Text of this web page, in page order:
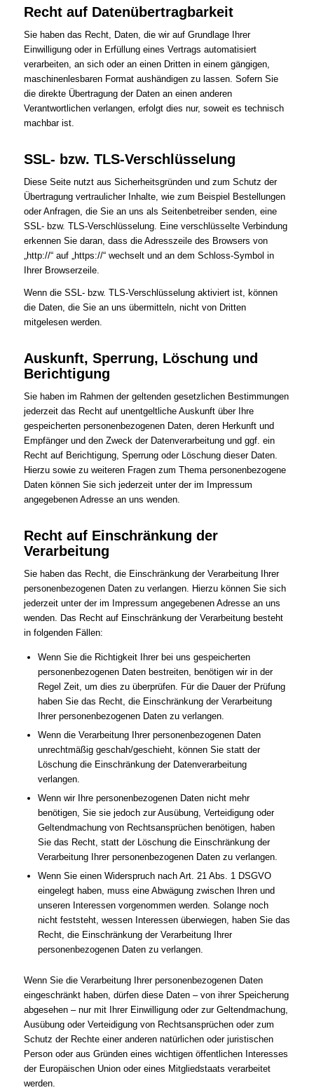
Recht auf Datenübertragbarkeit
Sie haben das Recht, Daten, die wir auf Grundlage Ihrer
Einwilligung oder in Erfüllung eines Vertrags automatisiert
verarbeiten, an sich oder an einen Dritten in einem gängigen,
maschinenlesbaren Format aushändigen zu lassen. Sofern Sie
die direkte Übertragung der Daten an einen anderen
Verantwortlichen verlangen, erfolgt dies nur, soweit es technisch
machbar ist.
SSL- bzw. TLS-Verschlüsselung
Diese Seite nutzt aus Sicherheitsgründen und zum Schutz der
Übertragung vertraulicher Inhalte, wie zum Beispiel Bestellungen
oder Anfragen, die Sie an uns als Seitenbetreiber senden, eine
SSL- bzw. TLS-Verschlüsselung. Eine verschlüsselte Verbindung
erkennen Sie daran, dass die Adresszeile des Browsers von
„http://“ auf „https://“ wechselt und an dem Schloss-Symbol in
Ihrer Browserzeile.
Wenn die SSL- bzw. TLS-Verschlüsselung aktiviert ist, können
die Daten, die Sie an uns übermitteln, nicht von Dritten
mitgelesen werden.
Auskunft, Sperrung, Löschung und
Berichtigung
Sie haben im Rahmen der geltenden gesetzlichen Bestimmungen
jederzeit das Recht auf unentgeltliche Auskunft über Ihre
gespeicherten personenbezogenen Daten, deren Herkunft und
Empfänger und den Zweck der Datenverarbeitung und ggf. ein
Recht auf Berichtigung, Sperrung oder Löschung dieser Daten.
Hierzu sowie zu weiteren Fragen zum Thema personenbezogene
Daten können Sie sich jederzeit unter der im Impressum
angegebenen Adresse an uns wenden.
Recht auf Einschränkung der
Verarbeitung
Sie haben das Recht, die Einschränkung der Verarbeitung Ihrer
personenbezogenen Daten zu verlangen. Hierzu können Sie sich
jederzeit unter der im Impressum angegebenen Adresse an uns
wenden. Das Recht auf Einschränkung der Verarbeitung besteht
in folgenden Fällen:
Wenn Sie die Richtigkeit Ihrer bei uns gespeicherten
personenbezogenen Daten bestreiten, benötigen wir in der
Regel Zeit, um dies zu überprüfen. Für die Dauer der Prüfung
haben Sie das Recht, die Einschränkung der Verarbeitung
Ihrer personenbezogenen Daten zu verlangen.
Wenn die Verarbeitung Ihrer personenbezogenen Daten
unrechtmäßig geschah/geschieht, können Sie statt der
Löschung die Einschränkung der Datenverarbeitung
verlangen.
Wenn wir Ihre personenbezogenen Daten nicht mehr
benötigen, Sie sie jedoch zur Ausübung, Verteidigung oder
Geltendmachung von Rechtsansprüchen benötigen, haben
Sie das Recht, statt der Löschung die Einschränkung der
Verarbeitung Ihrer personenbezogenen Daten zu verlangen.
Wenn Sie einen Widerspruch nach Art. 21 Abs. 1 DSGVO
eingelegt haben, muss eine Abwägung zwischen Ihren und
unseren Interessen vorgenommen werden. Solange noch
nicht feststeht, wessen Interessen überwiegen, haben Sie das
Recht, die Einschränkung der Verarbeitung Ihrer
personenbezogenen Daten zu verlangen.
Wenn Sie die Verarbeitung Ihrer personenbezogenen Daten
eingeschränkt haben, dürfen diese Daten – von ihrer Speicherung
abgesehen – nur mit Ihrer Einwilligung oder zur Geltendmachung,
Ausübung oder Verteidigung von Rechtsansprüchen oder zum
Schutz der Rechte einer anderen natürlichen oder juristischen
Person oder aus Gründen eines wichtigen öffentlichen Interesses
der Europäischen Union oder eines Mitgliedstaats verarbeitet
werden.